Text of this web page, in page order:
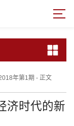
年第1期 - 正文
济时代的新